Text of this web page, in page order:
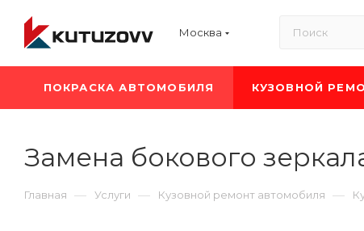
Москва
ПОКРАСКА АВТОМОБИЛЯ КУЗОВНОЙ
Замена бокового
Главная — Услуги — Кузовной ремонт автомобиля —